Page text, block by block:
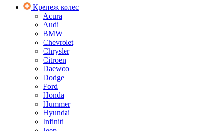
Крепеж колес
Acura
Audi
BMW
Chevrolet
Chrysler
Citroen
Daewoo
Dodge
Ford
Honda
Hummer
Hyundai
Infiniti